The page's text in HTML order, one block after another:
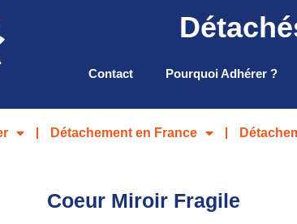
Contact Pourquoi Adhérer ?
Détachement en France
Coeur Miroir Fragile